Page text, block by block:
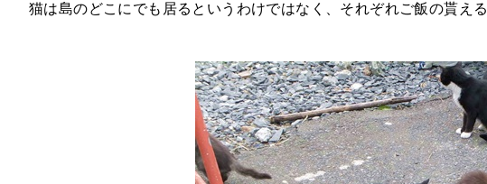
猫は島のどこにでも居るというわけではなく、それぞれご飯の貰え